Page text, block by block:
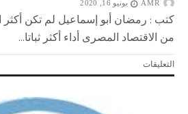
AMR يونيو 16, 2020
كتب : رمضان أبو إسماعيل لم تكن أكثر
من الاقتصاد المصرى أداء أكثر ثباتا...
التعليقاتعلى
الاقتصاد